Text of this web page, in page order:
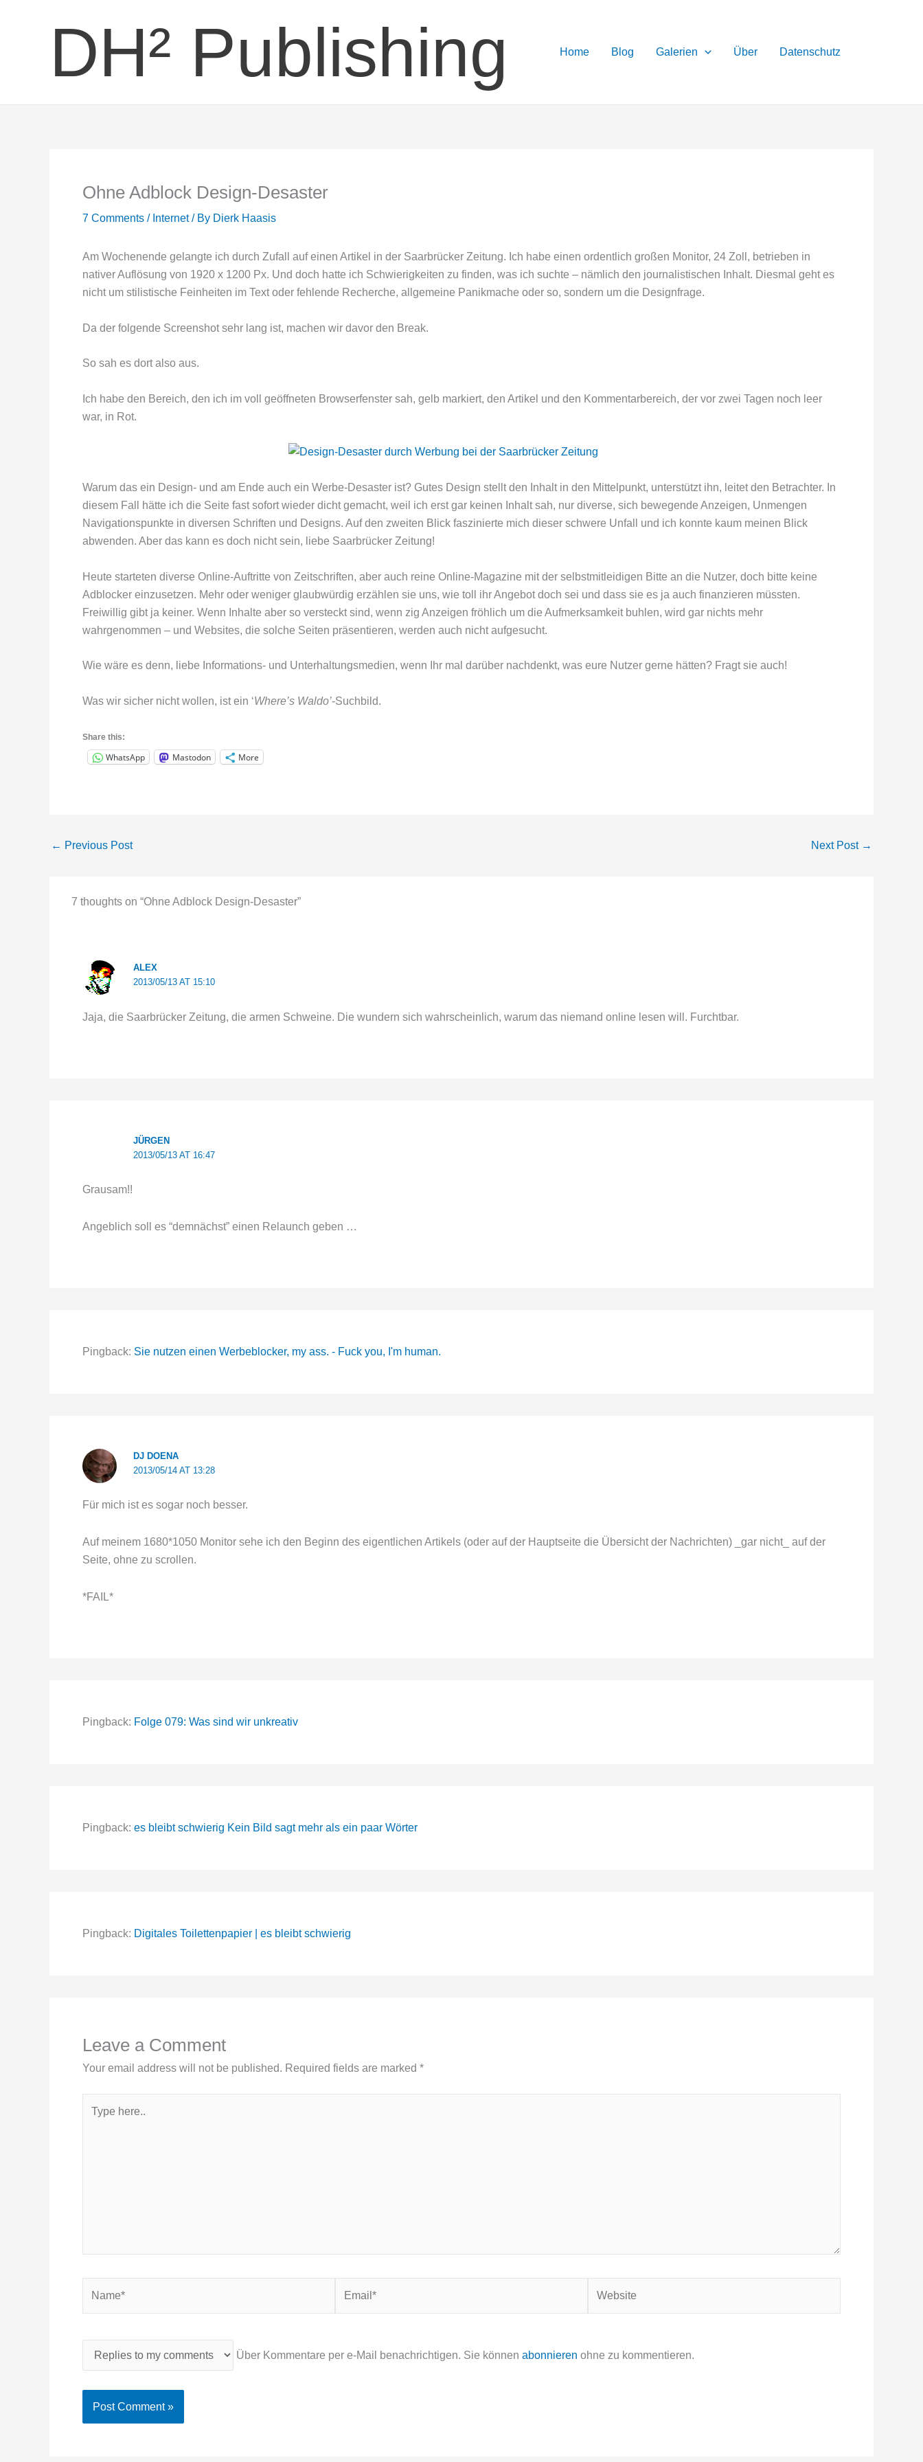
DH² Publishing Home Blog Galerien Über Datenschutz
Ohne Adblock Design-Desaster
7 Comments / Internet/ By Dierk Haasis
Am Wochenende gelangte ich durch Zufall auf einen Artikel in der Saarbrücker Zeitung. Ich habe einen ordentlich großen Monitor, 24 Zoll, betrieben in
nativer Auflösung von 1920 x 1200 Px. Und doch hatte ich Schwierigkeiten zu finden, was ich suchte – nämlich den journalistischen Inhalt. Diesmal geht es
nicht um stilistische Feinheiten im Text oder fehlende Recherche, allgemeine Panikmache oder so, sondern um die Designfrage.
Da der folgende Screenshot sehr lang ist, machen wir davor den Break.
So sah es dort also aus.
Ich habe den Bereich, den ich im voll geöffneten Browserfenster sah, gelb markiert, den Artikel und den Kommentarbereich, der vor zwei Tagen noch leer
war, in Rot.
Warum das ein Design- und am Ende auch ein Werbe-Desaster ist? Gutes Design stellt den Inhalt in den Mittelpunkt, unterstützt ihn, leitet den Betrachter. In
diesem Fall hätte ich die Seite fast sofort wieder dicht gemacht, weil ich erst gar keinen Inhalt sah, nur diverse, sich bewegende Anzeigen, Unmengen
Navigationspunkte in diversen Schriften und Designs. Auf den zweiten Blick faszinierte mich dieser schwere Unfall und ich konnte kaum meinen Blick
abwenden. Aber das kann es doch nicht sein, liebe Saarbrücker Zeitung!
Heute starteten diverse Online-Auftritte von Zeitschriften, aber auch reine Online-Magazine mit der selbstmitleidigen Bitte an die Nutzer, doch bitte keine
Adblocker einzusetzen. Mehr oder weniger glaubwürdig erzählen sie uns, wie toll ihr Angebot doch sei und dass sie es ja auch finanzieren müssten.
Freiwillig gibt ja keiner. Wenn Inhalte aber so versteckt sind, wenn zig Anzeigen fröhlich um die Aufmerksamkeit buhlen, wird gar nichts mehr
wahrgenommen – und Websites, die solche Seiten präsentieren, werden auch nicht aufgesucht.
Wie wäre es denn, liebe Informations- und Unterhaltungsmedien, wenn Ihr mal darüber nachdenkt, was eure Nutzer gerne hätten? Fragt sie auch!
Was wir sicher nicht wollen, ist ein ‘Where’s Waldo’-Suchbild.
Share this:
WhatsApp Mastodon More
← Previous Post Next Post →
7 thoughts on “Ohne Adblock Design-Desaster”
ALEX
2013/05/13 AT 15:10
Jaja, die Saarbrücker Zeitung, die armen Schweine. Die wundern sich wahrscheinlich, warum das niemand online lesen will. Furchtbar.
JÜRGEN
2013/05/13 AT 16:47
Grausam!!
Angeblich soll es “demnächst” einen Relaunch geben …
Pingback: Sie nutzen einen Werbeblocker, my ass. - Fuck you, I'm human.
DJ DOENA
2013/05/14 AT 13:28
Für mich ist es sogar noch besser.
Auf meinem 1680*1050 Monitor sehe ich den Beginn des eigentlichen Artikels (oder auf der Hauptseite die Übersicht der Nachrichten) _gar nicht_ auf der
Seite, ohne zu scrollen.
*FAIL*
Pingback: Folge 079: Was sind wir unkreativ
Pingback: es bleibt schwierig Kein Bild sagt mehr als ein paar Wörter
Pingback: Digitales Toilettenpapier | es bleibt schwierig
Leave a Comment
Your email address will not be published. Required fields are marked *
here..
Über Kommentare per e-Mail benachrichtigen. Sie können abonnieren ohne zu kommentieren.